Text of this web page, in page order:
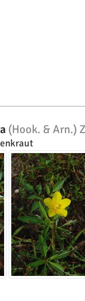
(Hook. & Arn.)